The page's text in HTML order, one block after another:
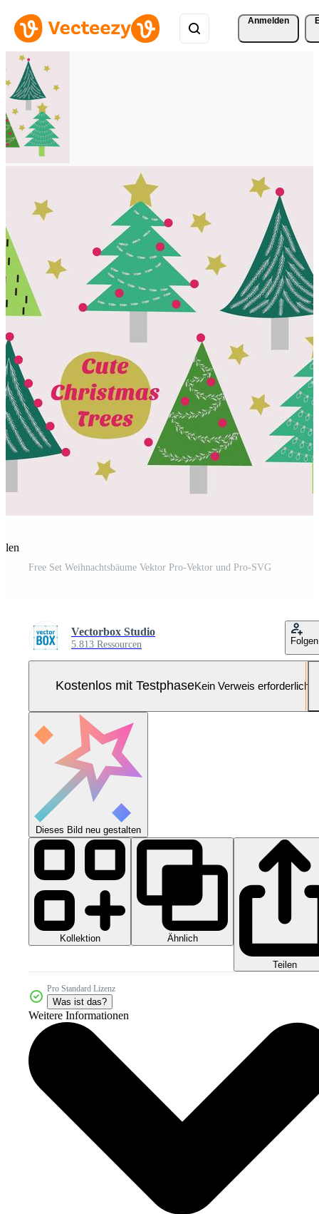
Anmelden
Free Set Weihnachtsbäume Vektor Pro-Vektor und Pro-SVG
Vectorbox Studio
5.813 Ressourcen Folgen
Kostenlos mit TestphaseKein Verweis erforderlich
Dieses Bild neu gestalten
Kollektion Ähnlich
Teilen
Pro Standard Lizenz
Was ist das?
Weitere Informationen